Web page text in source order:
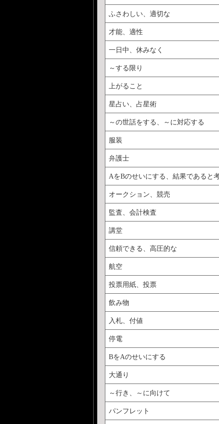
ふさわしい、適切な
才能、適性
一日中、休みなく
～する限り
上がること
星占い、占星術
～の世話をする、～に対応する
服装
弁護士
AをBのせいにする、結果であると
オークション、競売
監査、会計検査
講堂
信頼できる、高圧的な
航空
投票用紙、投票
飲み物
入札、付値
停電
BをAのせいにする
大通り
～行き、～に向けて
パンフレット